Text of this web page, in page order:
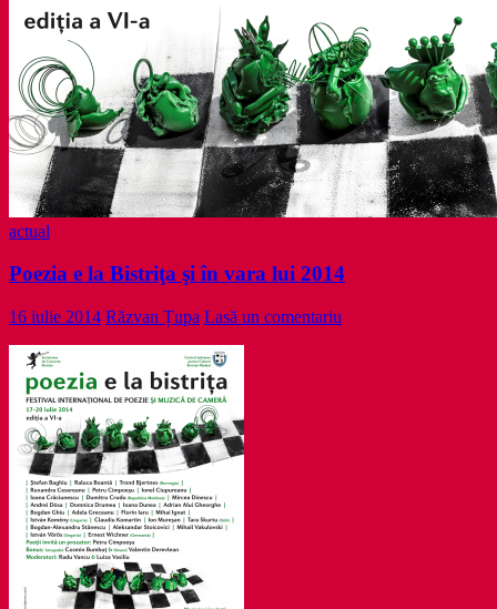
actual
Poezia e la Bistriţa şi în vara lui 2014
16 iulie 2014 Răzvan Țupa Lasă un comentariu